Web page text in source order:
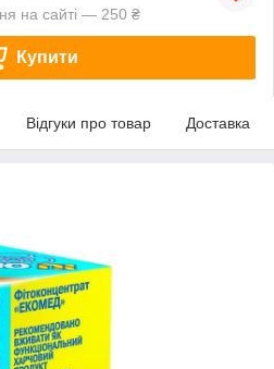
на сайті — 250 ₴
Купити
Відгуки про товар Доставка